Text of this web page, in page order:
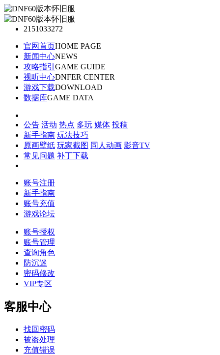
2151033272
官网首页HOME PAGE
新闻中心NEWS
攻略指引 GAME GUIDE
视听中心DNFER CENTER
游戏下载DOWNLOAD
数据库GAME DATA
公告 活动 热点 多玩 媒体 投稿
新手指南 玩法技巧
原画壁纸 玩家截图 同人动画 影音TV
常见问题 补丁下载
账号注册
新手指南
账号充值
游戏论坛
账号授权
账号管理
查询角色
防沉迷
密码修改
VIP专区
客服中心
找回密码
被盗处理
充值错误